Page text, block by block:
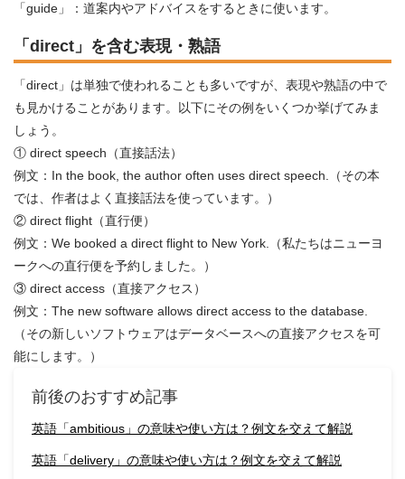
「guide」：道案内やアドバイスをするときに使います。
「direct」を含む表現・熟語
「direct」は単独で使われることも多いですが、表現や熟語の中で
も見かけることがあります。以下にその例をいくつか挙げてみま
しょう。
① direct speech（直接話法）
例文：In the book, the author often uses direct speech.（その本
では、作者はよく直接話法を使っています。）
② direct flight（直行便）
例文：We booked a direct flight to New York.（私たちはニューヨ
ークへの直行便を予約しました。）
③ direct access（直接アクセス）
例文：The new software allows direct access to the database.
（その新しいソフトウェアはデータベースへの直接アクセスを可
能にします。）
前後のおすすめ記事
英語「ambitious」の意味や使い方は？例文を交えて解説
英語「delivery」の意味や使い方は？例文を交えて解説